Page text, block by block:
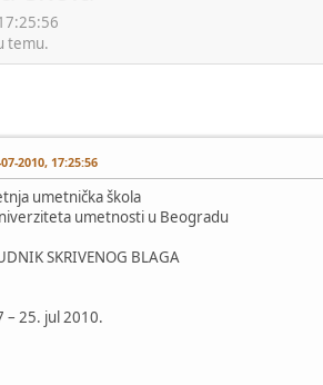
temu.
2010, 17:25:56
umetnička škola
umetnosti u Beogradu
SKRIVENOG BLAGA
– 25. jul 2010.